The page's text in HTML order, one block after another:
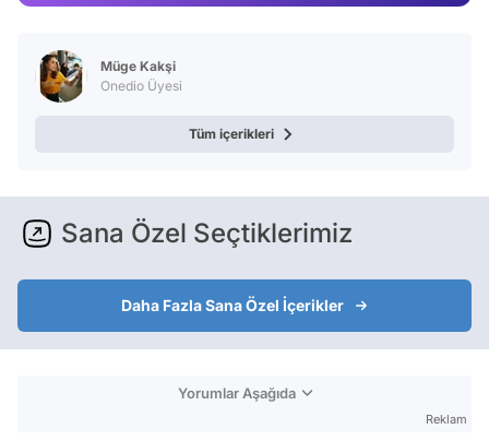
Müge Kakşi
Onedio Üyesi
Tüm içerikleri
Sana Özel Seçtiklerimiz
Daha Fazla Sana Özel İçerikler
Yorumlar Aşağıda
Reklam